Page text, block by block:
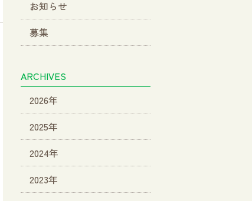
お知らせ
募集
ARCHIVES
2026年
2025年
2024年
2023年